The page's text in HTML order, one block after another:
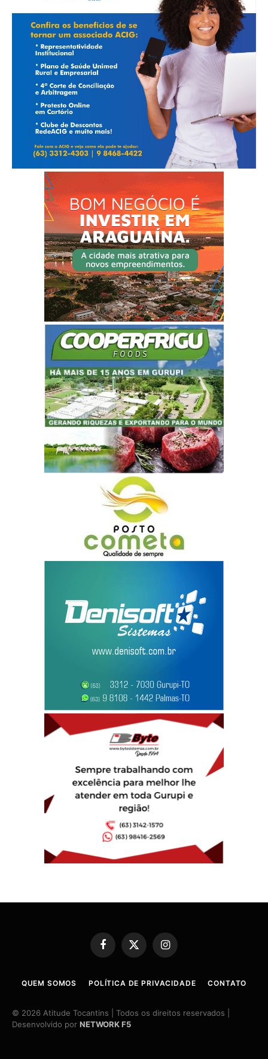
Facebook
X
Instagram
QUEM SOMOS POLÍTICA DE PRIVACIDADE CONTATO
© 2026 Atitude Tocantins | Todos os direitos reservados |
Desenvolvido por NETWORK F5